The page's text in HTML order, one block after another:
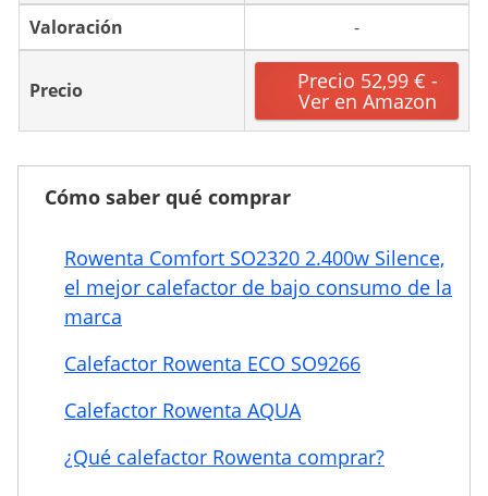
Valoración
-
Precio Precio 52,99 € -
Ver en Amazon
Cómo saber qué comprar
Rowenta Comfort SO2320 2.400w Silence,
el mejor calefactor de bajo consumo de la
marca
Calefactor Rowenta ECO SO9266
Calefactor Rowenta AQUA
¿Qué calefactor Rowenta comprar?